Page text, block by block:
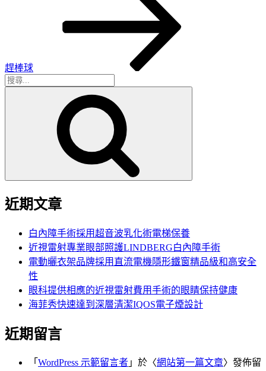
趕棒球
搜
近期文章
白內障手術採用超音波乳化術電梯保養
近視雷射專業眼部照護LINDBERG白內障手術
電動曬衣架品牌採用直流電機隱形鐵窗精品級和高安全
性
眼科提供相應的近視雷射費用手術的眼睛保持健康
海菲秀快速達到深層清潔IQOS電子煙設計
近期留言
「 WordPress 示範留言者 」於〈網站第一篇文章〉發佈留